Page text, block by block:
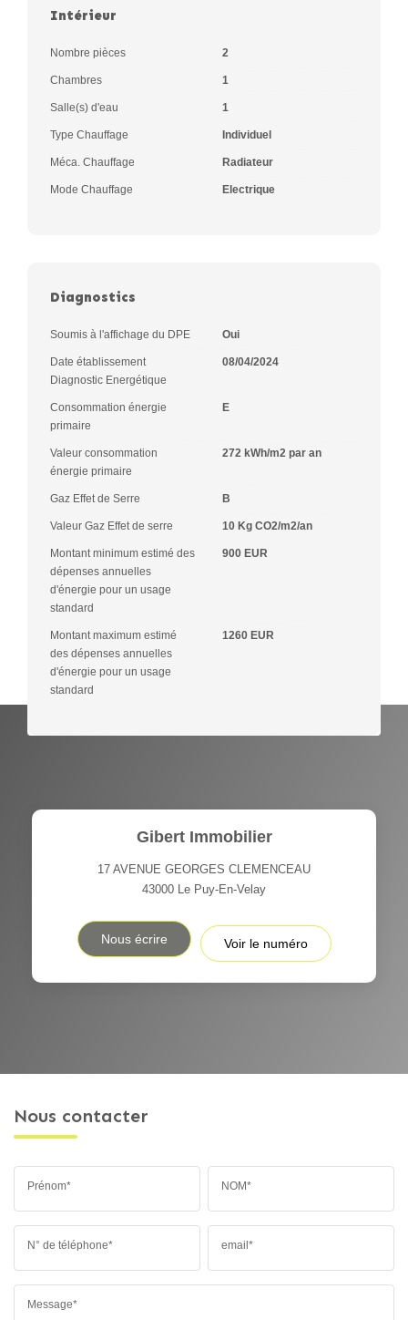
Intérieur
Nombre pièces 2
Chambres 1
Salle(s) d'eau 1
Type Chauffage Individuel
Méca. Chauffage Radiateur
Mode Chauffage Electrique
Diagnostics
Soumis à l'affichage du DPE Oui
Date établissement
Diagnostic Energétique
08/04/2024
Consommation énergie
primaire
E
Valeur consommation
énergie primaire
272 kWh/m2 par an
Gaz Effet de Serre B
Valeur Gaz Effet de serre 10 Kg CO2/m2/an
Montant minimum estimé des
dépenses annuelles
d'énergie pour un usage
standard
900 EUR
Montant maximum estimé
des dépenses annuelles
d'énergie pour un usage
standard
1260 EUR
Gibert Immobilier
17 AVENUE GEORGES CLEMENCEAU
43000 Le Puy-En-Velay
Nous écrire Voir le numéro
Nous contacter
Prénom* NOM*
N° de téléphone* email*
Message*